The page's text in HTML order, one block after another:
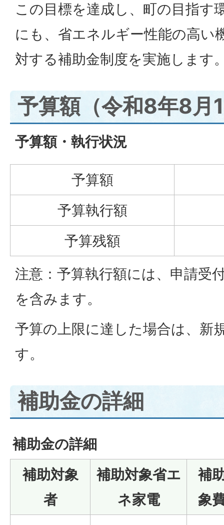
この目標を達成し、町の目指す
にも、省エネルギー性能の高い
対する補助金制度を実施します
予算額（令和8年8月
予算額・執行状況
予算額
予算執行額
予算残額
注意：予算執行額には、申請受
を含みます。
予算の上限に達した場合は、新
す。
補助金の詳細
補助金の詳細
補助対象
者
補助対象省エ
ネ家電
補
象